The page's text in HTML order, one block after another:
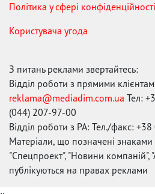
Політика у сфері
Користувача угода
З питань реклами звертайтесь:
Відділ роботи з прямими
reklama@mediadim.com.ua Тел:
(044) 207-97-00
Відділ роботи з РА: Тел./факс:
Матеріали, що позначені знаками
"Спецпроект", "Новини компаній",
публікуються на правах реклами